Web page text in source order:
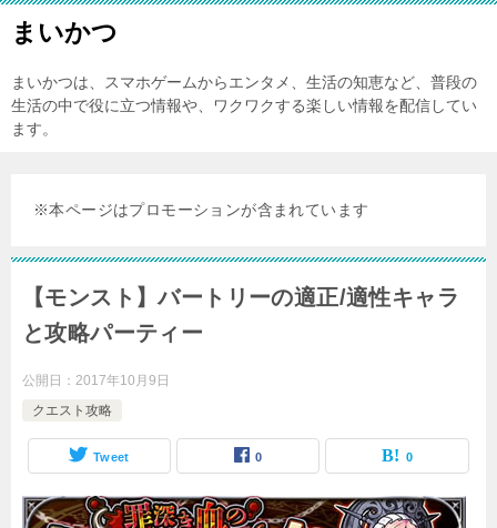
まいかつ
まいかつは、スマホゲームからエンタメ、生活の知恵など、普段の
生活の中で役に立つ情報や、ワクワクする楽しい情報を配信してい
ます。
※本ページはプロモーションが含まれています
【モンスト】バートリーの適正/適性キャラ
と攻略パーティー
公開日： 2017年10月9日
クエスト攻略
Tweet 0 0